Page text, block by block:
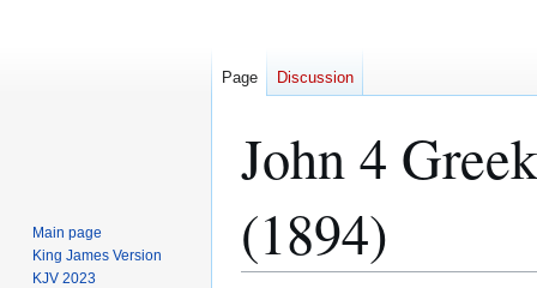
John 4
(1894)
Page Discussion
Main page
King James Version
KJV 2023